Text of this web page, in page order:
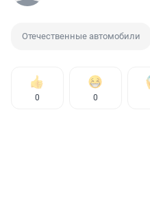
Отечественные автомобили
0 0